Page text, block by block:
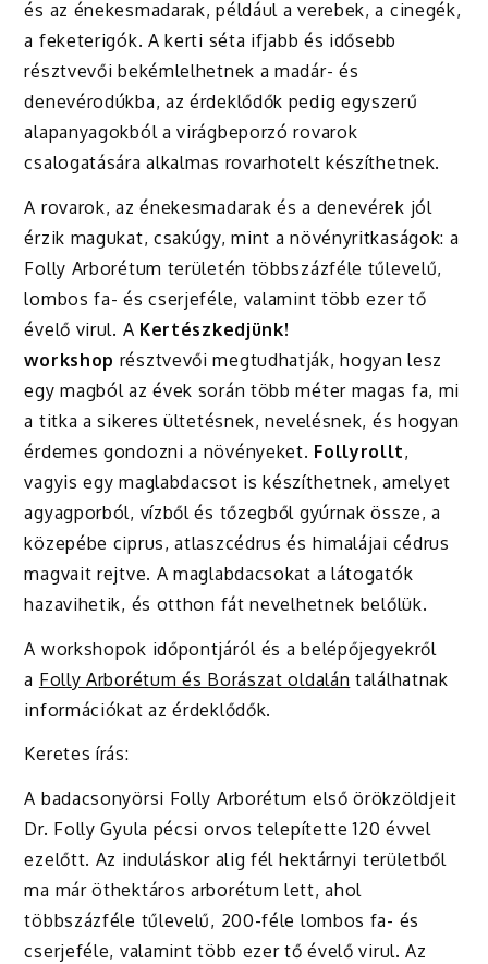
és az énekesmadarak, például a verebek, a cinegék,
a feketerigók. A kerti séta ifjabb és idősebb
résztvevői bekémlelhetnek a madár- és
denevérodúkba, az érdeklődők pedig egyszerű
alapanyagokból a virágbeporzó rovarok
csalogatására alkalmas rovarhotelt készíthetnek.
A rovarok, az énekesmadarak és a denevérek jól
érzik magukat, csakúgy, mint a növényritkaságok: a
Folly Arborétum területén többszázféle tűlevelű,
lombos fa- és cserjeféle, valamint több ezer tő
évelő virul. A Kertészkedjünk!
workshop résztvevői megtudhatják, hogyan lesz
egy magból az évek során több méter magas fa, mi
a titka a sikeres ültetésnek, nevelésnek, és hogyan
érdemes gondozni a növényeket. Follyrollt,
vagyis egy maglabdacsot is készíthetnek, amelyet
agyagporból, vízből és tőzegből gyúrnak össze, a
közepébe ciprus, atlaszcédrus és himalájai cédrus
magvait rejtve. A maglabdacsokat a látogatók
hazavihetik, és otthon fát nevelhetnek belőlük.
A workshopok időpontjáról és a belépőjegyekről
a Folly Arborétum és Borászat oldalán találhatnak
információkat az érdeklődők.
Keretes írás:
A badacsonyörsi Folly Arborétum első örökzöldjeit
Dr. Folly Gyula pécsi orvos telepítette 120 évvel
ezelőtt. Az induláskor alig fél hektárnyi területből
ma már öthektáros arborétum lett, ahol
többszázféle tűlevelű, 200-féle lombos fa- és
cserjeféle, valamint több ezer tő évelő virul. Az